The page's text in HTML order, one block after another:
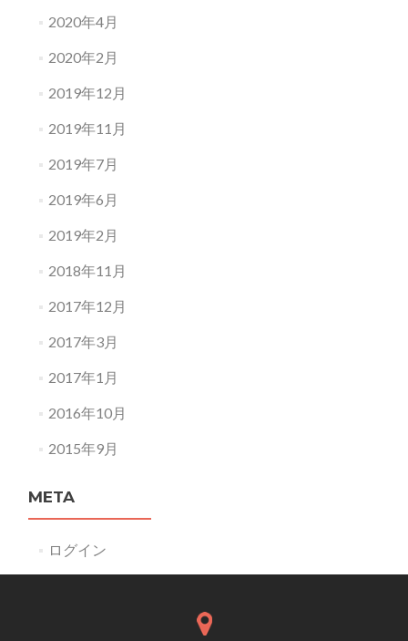
2020年4月
2020年2月
2019年12月
2019年11月
2019年7月
2019年6月
2019年2月
2018年11月
2017年12月
2017年3月
2017年1月
2016年10月
2015年9月
META
ログイン